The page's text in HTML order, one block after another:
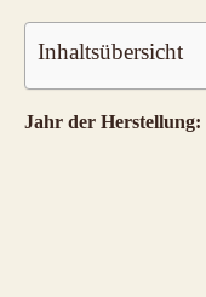
Inhaltsübersicht
Jahr der Herstellung: